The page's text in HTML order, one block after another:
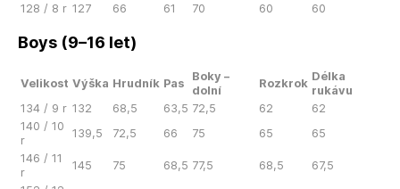
128 / 8 r 127 66 61 70 60 60
Boys (9–16 let)
Velikost Výška Hrudník Pas
Boky –
dolní
Rozkrok
Délka
rukávu
134 / 9 r 132 68,5 63,5 72,5 62
62
140 / 10
r
139,5 72,5 66 75 65
65
146 / 11
r
145 75 68,5 77,5 68,5
67,5